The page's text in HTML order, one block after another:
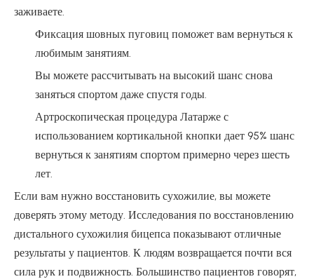
заживаете.
Фиксация шовных пуговиц поможет вам вернуться к
любимым занятиям.
Вы можете рассчитывать на высокий шанс снова
заняться спортом даже спустя годы.
Артроскопическая процедура Латарже с
использованием кортикальной кнопки дает 95% шанс
вернуться к занятиям спортом примерно через шесть
лет.
Если вам нужно восстановить сухожилие, вы можете
доверять этому методу. Исследования по восстановлению
дистального сухожилия бицепса показывают отличные
результаты у пациентов. К людям возвращается почти вся
сила рук и подвижность. Большинство пациентов говорят,